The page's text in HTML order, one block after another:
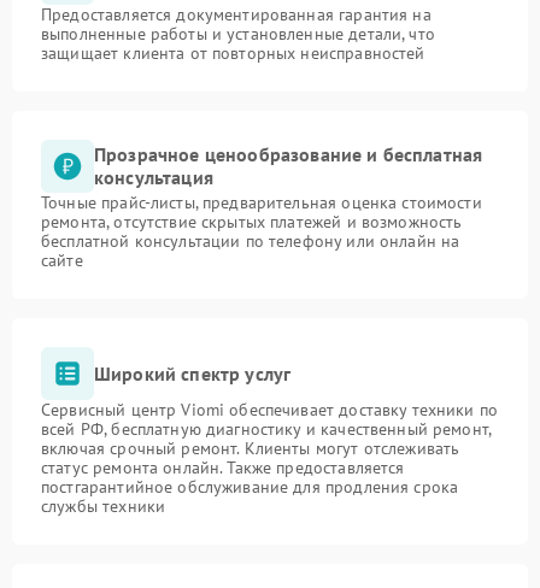
Предоставляется документированная гарантия на
выполненные работы и установленные детали, что
защищает клиента от повторных неисправностей
Прозрачное ценообразование и бесплатная
консультация
Точные прайс-листы, предварительная оценка стоимости
ремонта, отсутствие скрытых платежей и возможность
бесплатной консультации по телефону или онлайн на
сайте
Широкий спектр услуг
Сервисный центр Viomi обеспечивает доставку техники по
всей РФ, бесплатную диагностику и качественный ремонт,
включая срочный ремонт. Клиенты могут отслеживать
статус ремонта онлайн. Также предоставляется
постгарантийное обслуживание для продления срока
службы техники